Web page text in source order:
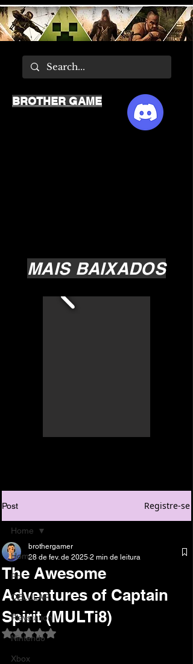
MAIS BAIXADOS
BROTHER GAME
Post Registre-se
Home
Pc
CELULAR
Playstation
Nintendo
Xbox
Home
The Awesome
Adventures of Captain
Spirit (MULTi8)
brothergamer
28 de fev. de 2025 2 min de leitura
Avaliado com NaN de 5 estrelas.